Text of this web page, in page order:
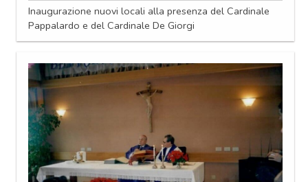
Inaugurazione nuovi locali alla presenza del Cardinale
Pappalardo e del Cardinale De Giorgi